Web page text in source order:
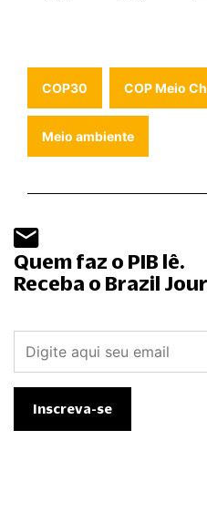
COP30 COP Meio
Meio ambiente
Quem faz o PIB lê.
Receba o Brazil